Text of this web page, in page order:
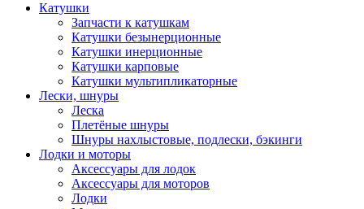
Катушки
Запчасти к катушкам
Катушки безынерционные
Катушки инерционные
Катушки карповые
Катушки мультипликаторные
Лески, шнуры
Леска
Плетёные шнуры
Шнуры нахлыстовые, подлески, бэкинги
Лодки и моторы
Аксессуары для лодок
Аксессуары для моторов
Лодки